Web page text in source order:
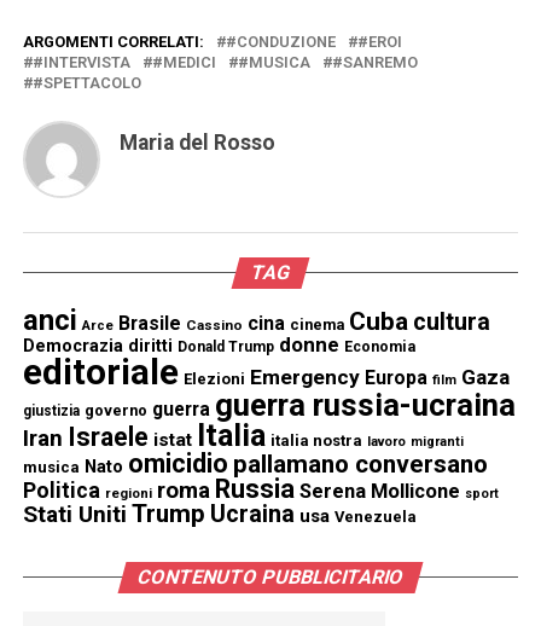
ARGOMENTI CORRELATI: #CONDUZIONE
#EROI
#INTERVISTA
#MEDICI #MUSICA
#SANREMO
#SPETTACOLO
Maria del Rosso
TAG
anci Arce Brasile Cassino cina cinema Cuba cultura
Democrazia diritti Donald Trump donne Economia
editoriale Elezioni Emergency Europa film Gaza
giustizia governo guerra guerra russia-ucraina
Iran Israele istat Italia italia nostra lavoro migranti
musica Nato omicidio pallamano conversano
Politica regioni roma Russia Serena Mollicone sport
Stati Uniti Trump Ucraina usa Venezuela
CONTENUTO PUBBLICITARIO